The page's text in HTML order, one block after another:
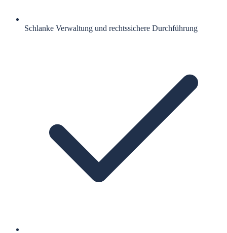
Schlanke Verwaltung und rechtssichere Durchführung